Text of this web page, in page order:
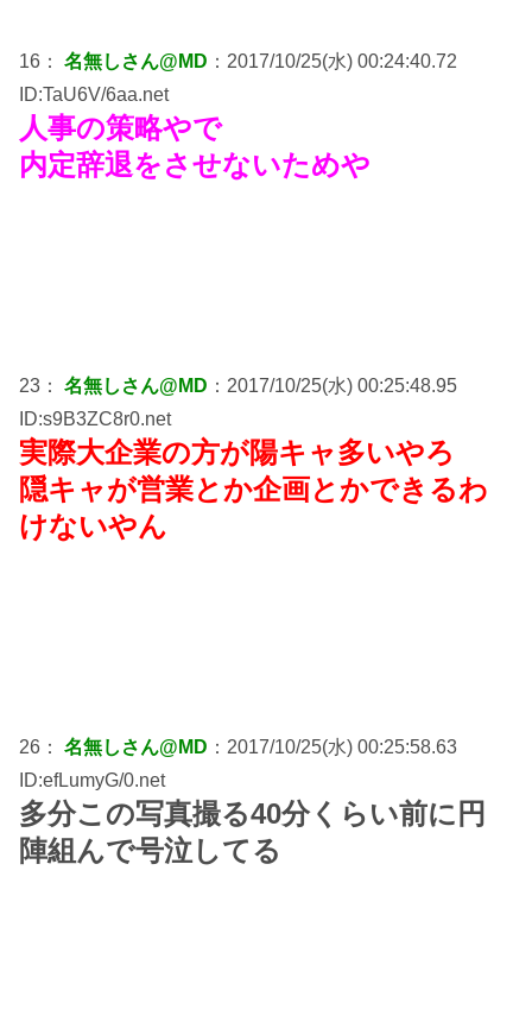
16： 名無しさん@MD ：2017/10/25(水) 00:24:40.72
ID:TaU6V/6aa.net
人事の策略やで
内定辞退をさせないためや
23： 名無しさん@MD ：2017/10/25(水) 00:25:48.95
ID:s9B3ZC8r0.net
実際大企業の方が陽キャ多いやろ
隠キャが営業とか企画とかできるわ
けないやん
26： 名無しさん@MD ：2017/10/25(水) 00:25:58.63
ID:efLumyG/0.net
多分この写真撮る40分くらい前に円
陣組んで号泣してる